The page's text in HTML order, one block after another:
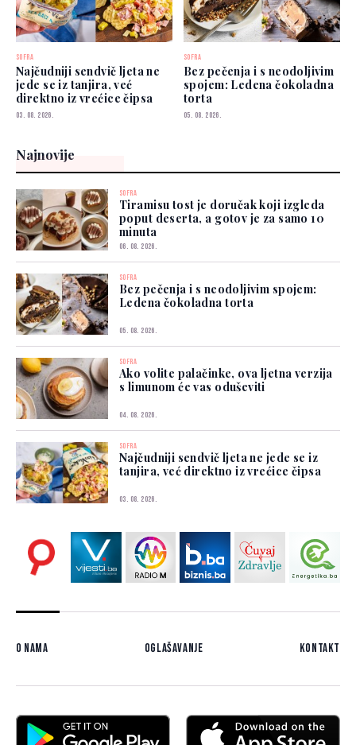
SOFRA
Najčudniji sendvič ljeta ne
jede se iz tanjira, već
direktno iz vrećice čipsa
03. 08. 2026.
SOFRA
Bez pečenja i s neodoljivim
spojem: Ledena čokoladna
torta
05. 08. 2026.
Najnovije
SOFRA
Tiramisu tost je doručak koji izgleda
poput deserta, a gotov je za samo 10
minuta
06. 08. 2026.
SOFRA
Bez pečenja i s neodoljivim spojem:
Ledena čokoladna torta
05. 08. 2026.
SOFRA
Ako volite palačinke, ova ljetna verzija
s limunom će vas oduševiti
04. 08. 2026.
SOFRA
Najčudniji sendvič ljeta ne jede se iz
tanjira, već direktno iz vrećice čipsa
03. 08. 2026.
O nama Oglašavanje Kontakt